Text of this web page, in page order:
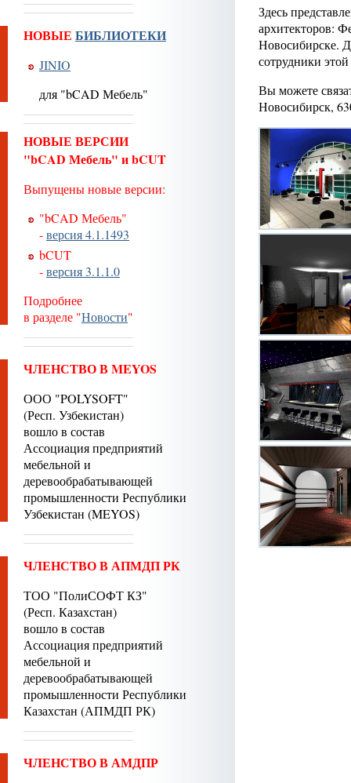
НОВЫЕ БИБЛИОТЕКИ
JINIO
для "bCAD Мебель"
НОВЫЕ ВЕРСИИ
"bCAD Мебель" и bCUT
Выпущены новые версии:
"bCAD Мебель"
-версия 4.1.1493
bCUT
-версия 3.1.1.0
Подробнее
в разделе "Новости"
ЧЛЕНСТВО В MEYOS
ООО "POLYSOFT"
(Респ. Узбекистан)
вошло в состав
Ассоциация предприятий
мебельной и
деревообрабатывающей
промышленности Республики
Узбекистан (MEYOS)
ЧЛЕНСТВО В АПМДП РК
ТОО "ПолиСОФТ КЗ"
(Респ. Казахстан)
вошло в состав
Ассоциация предприятий
мебельной и
деревообрабатывающей
промышленности Республики
Казахстан (АПМДП РК)
ЧЛЕНСТВО В АМДПР
Здесь
архитекторов:
Новосибирске.
сотрудники
Вы можете
Новосибирск,